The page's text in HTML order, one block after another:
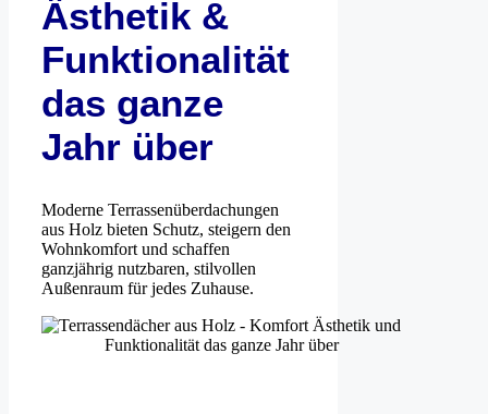
Ästhetik &
Funktionalität
das ganze
Jahr über
Moderne Terrassenüberdachungen
aus Holz bieten Schutz, steigern den
Wohnkomfort und schaffen
ganzjährig nutzbaren, stilvollen
Außenraum für jedes Zuhause.